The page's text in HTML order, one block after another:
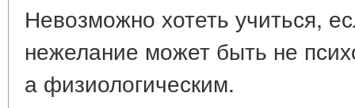
Невозможно хотеть учиться,
нежелание может быть не
а физиологическим.